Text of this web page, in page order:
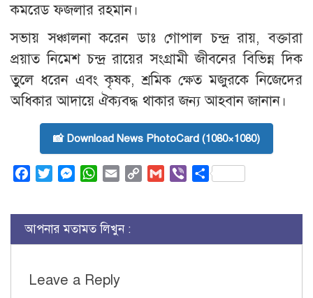
কমরেড ফজলার রহমান।
সভায় সঞ্চালনা করেন ডাঃ গোপাল চন্দ্র রায়, বক্তারা
প্রয়াত নিমেশ চন্দ্র রায়ের সংগ্রামী জীবনের বিভিন্ন দিক
তুলে ধরেন এবং কৃষক, শ্রমিক ক্ষেত মজুরকে নিজেদের
অধিকার আদায়ে ঐক্যবদ্ধ থাকার জন্য আহবান জানান।
📸 Download News PhotoCard (1080×1080)
FacebookTwitterMessenger
WhatsApp
Email
Copy
Gmail ViberShare
আপনার মতামত লিখুন :
Leave a Reply